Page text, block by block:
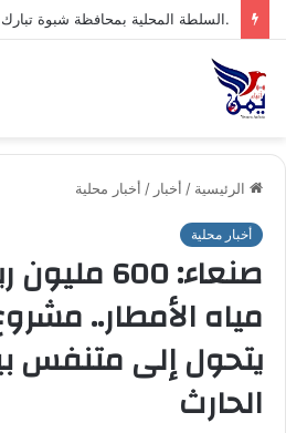
الرئيسية / أخبار / أخبار محلية
أخبار محلية
صنعاء: 600
مياه الأمطار..
يتحول إلى متنفس
الحارث